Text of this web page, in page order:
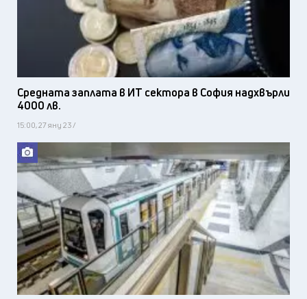
Средната заплата в ИТ сектора в София надхвърли
4000 лв.
15:00, 27 яну 23 /